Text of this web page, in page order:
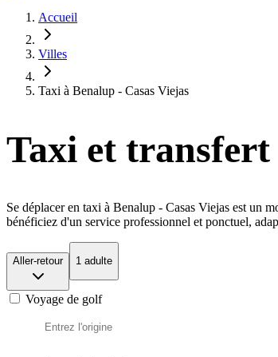
Accueil
Villes
Taxi à Benalup - Casas Viejas
Taxi et transfert
Se déplacer en taxi à Benalup - Casas Viejas est un
bénéficiez d'un service professionnel et ponctuel,
Aller-retour 1 adulte
Voyage de golf